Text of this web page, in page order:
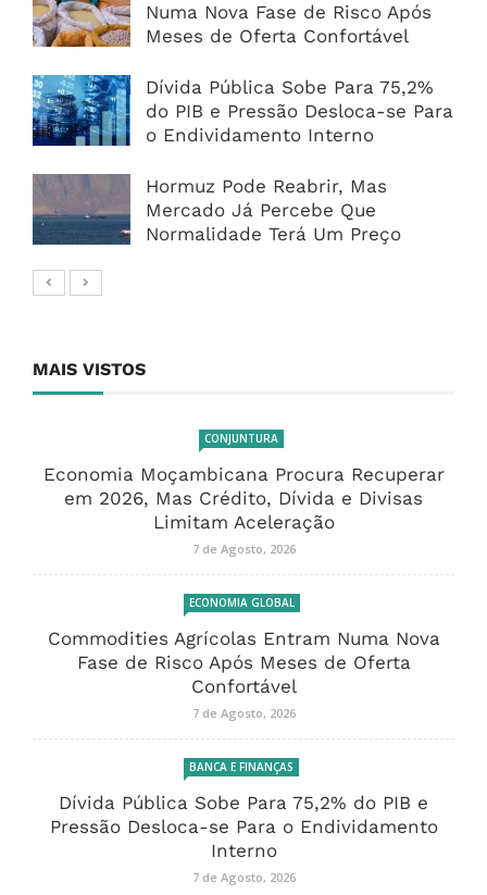
Numa Nova Fase de Risco Após
Meses de Oferta Confortável
Dívida Pública Sobe Para 75,2%
do PIB e Pressão Desloca-se Para
o Endividamento Interno
Hormuz Pode Reabrir, Mas
Mercado Já Percebe Que
Normalidade Terá Um Preço
MAIS VISTOS
CONJUNTURA
Economia Moçambicana Procura Recuperar
em 2026, Mas Crédito, Dívida e Divisas
Limitam Aceleração
7 de Agosto, 2026
ECONOMIA GLOBAL
Commodities Agrícolas Entram Numa Nova
Fase de Risco Após Meses de Oferta
Confortável
7 de Agosto, 2026
BANCA E FINANÇAS
Dívida Pública Sobe Para 75,2% do PIB e
Pressão Desloca-se Para o Endividamento
Interno
7 de Agosto, 2026